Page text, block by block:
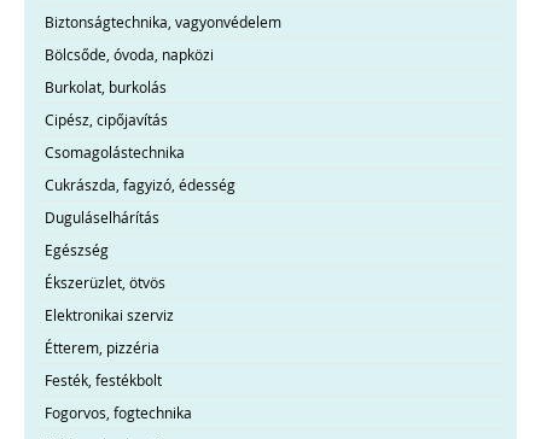
Biztonságtechnika, vagyonvédelem
Bölcsőde, óvoda, napközi
Burkolat, burkolás
Cipész, cipőjavítás
Csomagolástechnika
Cukrászda, fagyizó, édesség
Duguláselhárítás
Egészség
Ékszerüzlet, ötvös
Elektronikai szerviz
Étterem, pizzéria
Festék, festékbolt
Fogorvos, fogtechnika